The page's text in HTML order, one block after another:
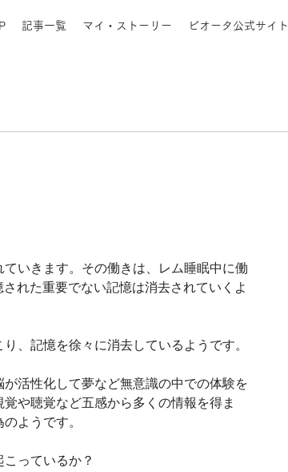
記事一覧 マイ・ストーリー ビオータ公式サイト
いきます。その働きは、レム睡眠中に働
れた重要でない記憶は消去されていくよ
、記憶を徐々に消去しているようです。
活性化して夢など無意識の中での体験を
や聴覚など五感から多くの情報を得ま
ようです。
っているか？